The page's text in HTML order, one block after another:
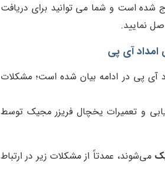
شده است و شما می توانید برای دریافت
نمایید.
امداد آی پی
آی پی در ادامه بیان شده است؛ مشکلات
و تعمیرات یخچال فریزر مجیک توسط
می‌شوند، عمدتاً از مشکلات زیر در ارتباط